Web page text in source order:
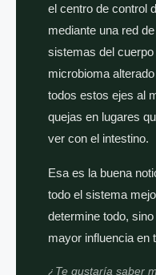
el centro de control
mediante una red
sistemas del
microbioma
todos estos ejes al
quejas en lugares
ver con el intestino.
Esa es la buena
todo el sistema
determine todo,
mayor influencia en
¿Te gustaría saber